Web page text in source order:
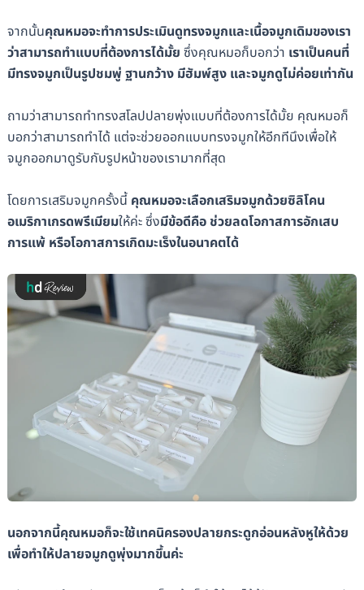
จากนั้นคุณหมอจะทำการประเมินดูทรงจมูกและเนื้อจมูกเดิมของเรา
ว่าสามารถทำแบบที่ต้องการได้มั้ย ซึ่งคุณหมอก็บอกว่า เราเป็นคนที่
มีทรงจมูกเป็นรูปชมพู่ ฐานกว้าง มีฮัมพ์สูง และจมูกดูไม่ค่อยเท่ากัน
ถามว่าสามารถทำทรงสโลปปลายพุ่งแบบที่ต้องการได้มั้ย คุณหมอก็
บอกว่าสามารถทำได้ แต่จะช่วยออกแบบทรงจมูกให้อีกทีนึงเพื่อให้
จมูกออกมาดูรับกับรูปหน้าของเรามากที่สุด
โดยการเสริมจมูกครั้งนี้ คุณหมอจะเลือกเสริมจมูกด้วยซิลิโคน
อเมริกาเกรดพรีเมียมให้ค่ะ ซึ่งมีข้อดีคือ ช่วยลดโอกาสการอักเสบ
การแพ้ หรือโอกาสการเกิดมะเร็งในอนาคตได้
นอกจากนี้คุณหมอก็จะใช้เทคนิครองปลายกระดูกอ่อนหลังหูให้ด้วย
เพื่อทำให้ปลายจมูกดูพุ่งมากขึ้นค่ะ